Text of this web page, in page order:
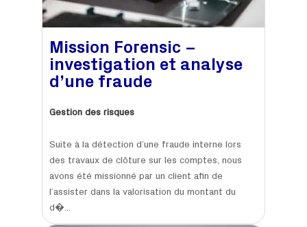
Mission Forensic –
investigation et analyse
d’une fraude
Gestion des risques
​Suite à la détection d’une fraude interne lors
des travaux de clôture sur les comptes, nous
avons été missionné par un client afin de
l’assister dans la valorisation du montant du
d�...